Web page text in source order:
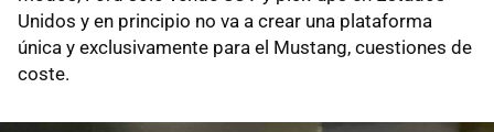
Unidos y en principio no va a crear una plataforma
única y exclusivamente para el Mustang, cuestiones de
coste.